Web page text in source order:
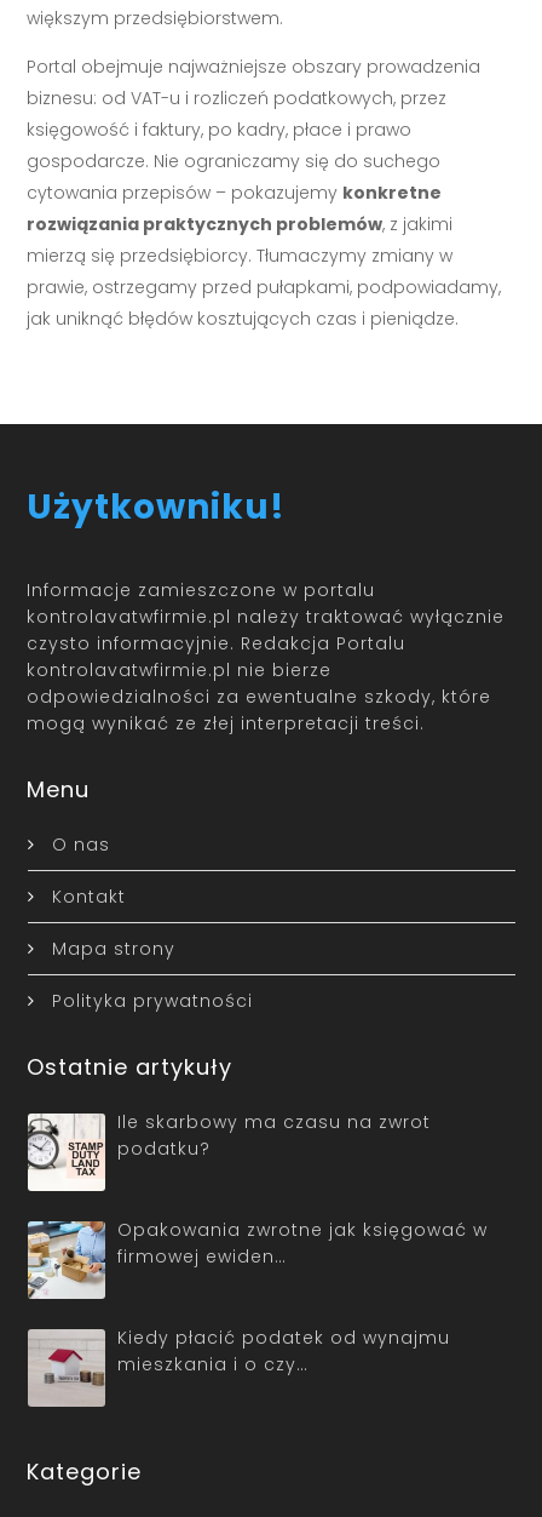
większym przedsiębiorstwem.
Portal obejmuje najważniejsze obszary prowadzenia
biznesu: od VAT-u i rozliczeń podatkowych, przez
księgowość i faktury, po kadry, płace i prawo
gospodarcze. Nie ograniczamy się do suchego
cytowania przepisów – pokazujemy konkretne
rozwiązania praktycznych problemów, z jakimi
mierzą się przedsiębiorcy. Tłumaczymy zmiany w
prawie, ostrzegamy przed pułapkami, podpowiadamy,
jak uniknąć błędów kosztujących czas i pieniądze.
Użytkowniku!
Informacje zamieszczone w portalu
kontrolavatwfirmie.pl należy traktować wyłącznie
czysto informacyjnie. Redakcja Portalu
kontrolavatwfirmie.pl nie bierze
odpowiedzialności za ewentualne szkody, które
mogą wynikać ze złej interpretacji treści.
Menu
O nas
Kontakt
Mapa strony
Polityka prywatności
Ostatnie artykuły
Ile skarbowy ma czasu na zwrot
podatku?
Opakowania zwrotne jak księgować w
firmowej ewiden…
Kiedy płacić podatek od wynajmu
mieszkania i o czy…
Kategorie